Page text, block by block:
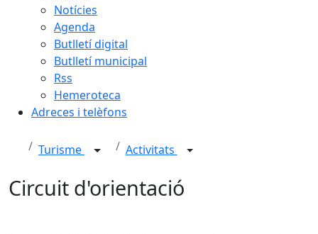
Notícies
Agenda
Butlletí digital
Butlletí municipal
Rss
Hemeroteca
Adreces i telèfons
Turisme Activitats
Circuit d'orientació